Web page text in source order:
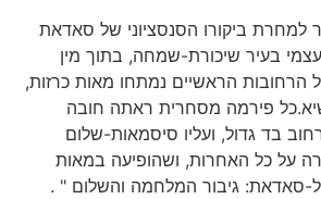
למחרת ביקורו הסנסציוני של סאדאת
בעיר שיכורת-שמחה, בתוך מין
הרחובות הראשיים נמתחו מאות כרזות,
פירמה מסחרית ראתה חובה
בד גדול, ועליו סיסמאות-שלום
על כל האחרות, ושהופיעה במאות
סאדאת: גיבור המלחמה והשלום " .